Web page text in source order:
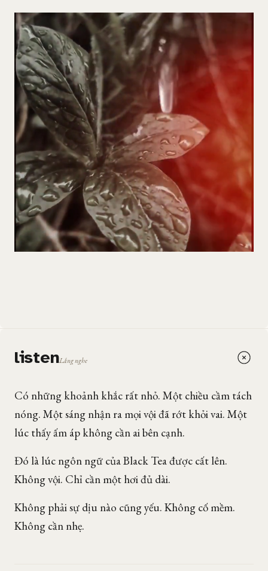
listenLắng nghe
Có những khoảnh khắc rất nhỏ. Một chiều cầm tách
nóng. Một sáng nhận ra mọi vội đã rớt khỏi vai. Một
lúc thấy ấm áp không cần ai bên cạnh.
Đó là lúc ngôn ngữ của Black Tea được cất lên.
Không vội. Chỉ cần một hơi đủ dài.
Không phải sự dịu nào cũng yếu. Không cố mềm.
Không cần nhẹ.